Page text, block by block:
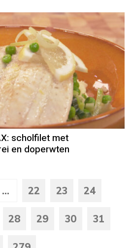
scholfilet met
en doperwten
... 22 23 24
28 29 30 31